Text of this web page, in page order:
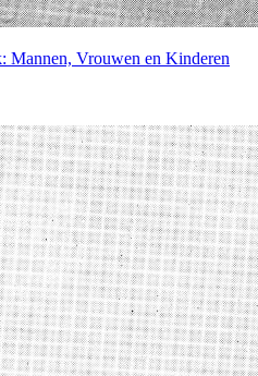
Mannen, Vrouwen en Kinderen